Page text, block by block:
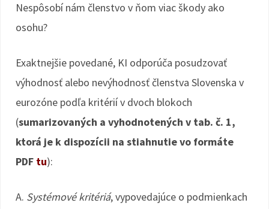
Nespôsobí nám členstvo v ňom viac škody ako
osohu?
Exaktnejšie povedané, KI odporúča posudzovať
výhodnosť alebo nevýhodnosť členstva Slovenska v
eurozóne podľa kritérií v dvoch blokoch
(sumarizovaných a vyhodnotených v tab. č. 1,
ktorá je k dispozícii na stiahnutie vo formáte
PDF tu):
A. Systémové kritériá, vypovedajúce o podmienkach